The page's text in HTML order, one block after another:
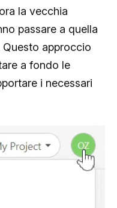
la vecchia
passare a quella
approccio
a fondo le
i necessari